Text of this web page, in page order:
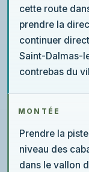
cette route
prendre la
continuer
Saint-Dalmas-
contrebas du
MONTÉE
Prendre la
niveau des
dans le vallon